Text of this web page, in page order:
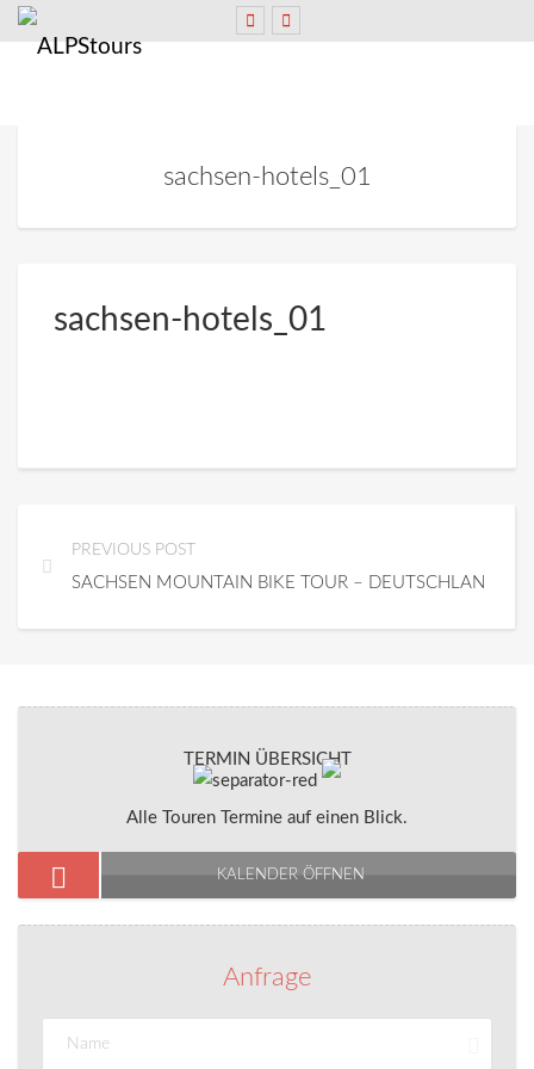
sachsen-hotels_01
sachsen-hotels_01
PREVIOUS POST
SACHSEN MOUNTAIN BIKE TOUR – DEUTSCHLAND
TERMIN ÜBERSICHT
Alle Touren Termine auf einen Blick.
KALENDER ÖFFNEN
Anfrage